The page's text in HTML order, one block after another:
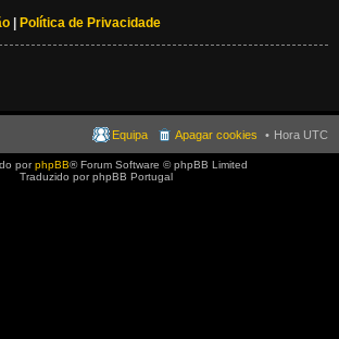
| Política de Privacidade
Hora UTC
Apagar cookies
Equipa
porphpBB® Forum Software © phpBB Limited
Traduzido por phpBB Portugal